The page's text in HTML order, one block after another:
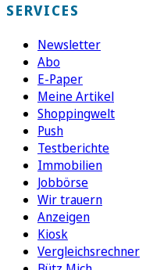
SERVICES
Newsletter
Abo
E-Paper
Meine Artikel
Shoppingwelt
Push
Testberichte
Immobilien
Jobbörse
Wir trauern
Anzeigen
Kiosk
Vergleichsrechner